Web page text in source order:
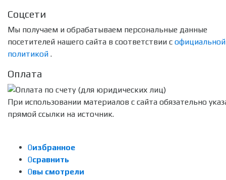
Соцсети
Мы получаем и обрабатываем персональные данные
посетителей нашего сайта в соответствии с официальной
политикой .
Оплата
При использовании материалов с сайта обязательно
прямой ссылки на источник.
0избранное
0сравнить
0вы смотрели